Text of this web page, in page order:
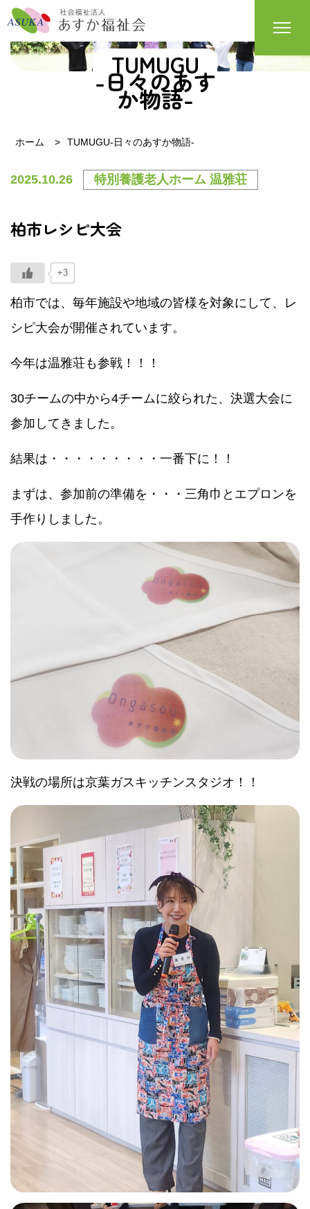
TUMUGU
-日々のあす
か物語-
ホーム TUMUGU-日々のあすか物語-
2025.10.26 特別養護老人ホーム 温雅荘
柏市レシピ大会
+3
柏市では、毎年施設や地域の皆様を対象にして、レ
シピ大会が開催されています。
今年は温雅荘も参戦！！！
30チームの中から4チームに絞られた、決選大会に
参加してきました。
結果は・・・・・・・・・一番下に！！
まずは、参加前の準備を・・・三角巾とエプロンを
手作りしました。
決戦の場所は京葉ガスキッチンスタジオ！！